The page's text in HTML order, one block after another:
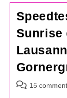
Sunrise
Commentaires
15